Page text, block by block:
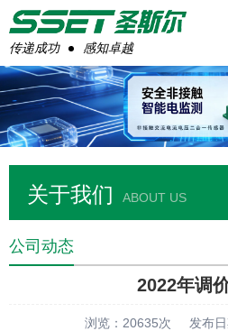
传递成功 感知卓越
关于我们 ABOUT US
公司动态
2022年调
浏览：20635次 发布